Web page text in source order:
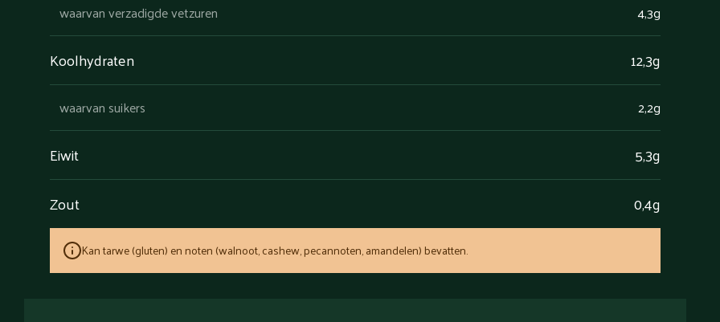
waarvan verzadigde vetzuren 4,3g
Koolhydraten 12,3g
waarvan suikers 2,2g
Eiwit
5,3g
Zout
0,4g
Kan tarwe (gluten) en noten (walnoot, cashew, pecannoten, amandelen) bevatten.